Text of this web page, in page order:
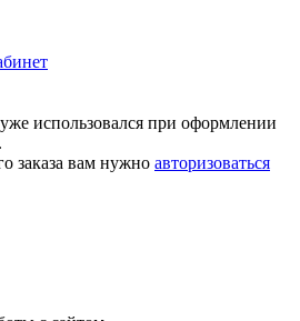
использовался при оформлении
заказа вам нужно авторизоваться